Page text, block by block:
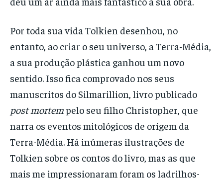
Por toda sua vida Tolkien desenhou, no
entanto, ao criar o seu universo, a Terra-Média,
a sua produção plástica ganhou um novo
sentido. Isso fica comprovado nos seus
manuscritos do Silmarillion, livro publicado
post mortempelo seu filho Christopher, que
narra os eventos mitológicos de origem da
Terra-Média. Há inúmeras ilustrações de
Tolkien sobre os contos do livro, mas as que
mais me impressionaram foram os ladrilhos-